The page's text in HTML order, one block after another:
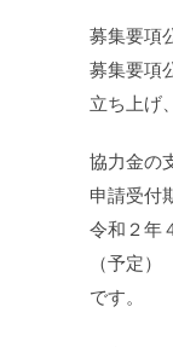
募集要項
募集要項
立ち上げ
協力金の
申請受付
令和２年
（予定）
です。